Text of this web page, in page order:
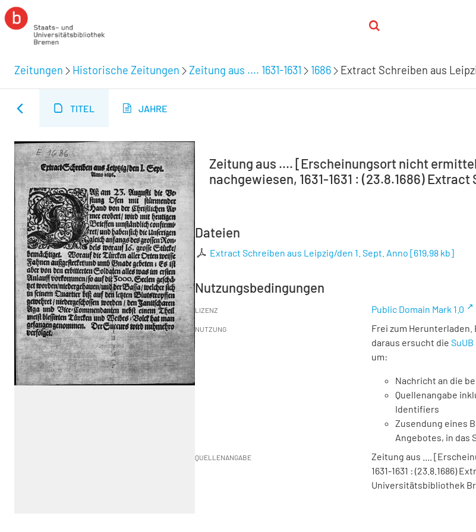
Zeitungen Historische Zeitungen Zeitung aus .... 1631-1631 1686 Extract Schreiben aus
TITEL JAHRE
Zeitung aus .... [Erscheinungsort nicht
nachgewiesen, 1631-1631 : (23.8.1686)
Dateien
Extract Schreiben aus Leipzig/den 1. Sept. Anno [619,98 kb]
Nutzungsbedingungen
LIZENZ Public Domain Mark 1.0
NUTZUNG
Frei zum
daraus ersucht die
um:
Nachricht an die
Quellenangabe
Identifiers
Zusendung eines
Angebotes, in das
QUELLENANGABE
Zeitung aus ....
1631-1631 : (23.8.1686)
Universitätsbibliothek